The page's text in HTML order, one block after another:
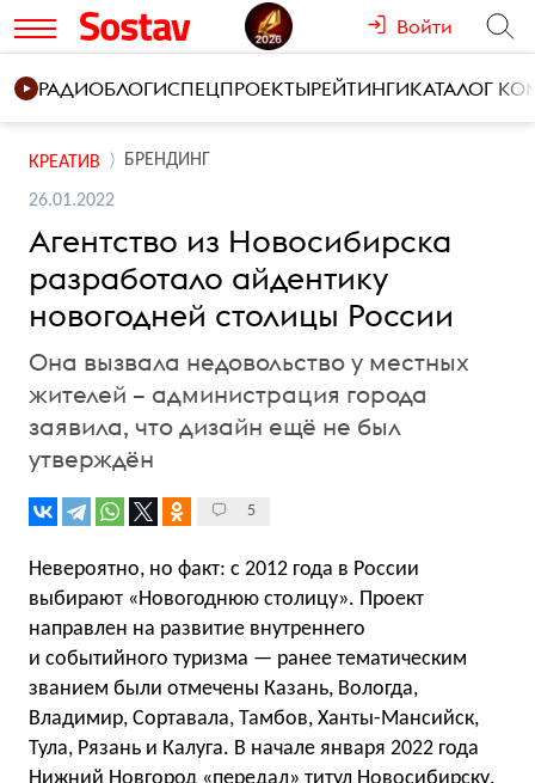
Войти
РАДИОБЛОГИСПЕЦПРОЕКТЫРЕЙТИНГИКАТАЛОГ
КРЕАТИВ БРЕНДИНГ
26.01.2022
Агентство из Новосибирска
разработало айдентику
новогодней столицы России
Она вызвала недовольство у местных
жителей – администрация города
заявила, что дизайн ещё не был
утверждён
5
Невероятно, но факт: с 2012 года в России
выбирают «Новогоднюю столицу». Проект
направлен на развитие внутреннего
и событийного туризма — ранее тематическим
званием были отмечены Казань, Вологда,
Владимир, Сортавала, Тамбов, Ханты-Мансийск,
Тула, Рязань и Калуга. В начале января 2022 года